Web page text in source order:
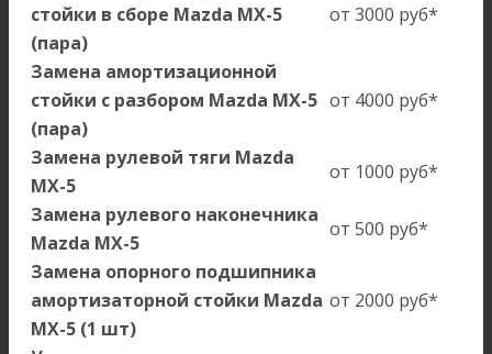
стойки в сборе Mazda MX-5
(пара)
от 3000 руб*
Замена амортизационной
стойки с разбором Mazda MX-5
(пара)
от 4000 руб*
Замена рулевой тяги Mazda
MX-5
от 1000 руб*
Замена рулевого наконечника
Mazda MX-5
от 500 руб*
Замена опорного подшипника
амортизаторной стойки Mazda
MX-5 (1 шт)
от 2000 руб*